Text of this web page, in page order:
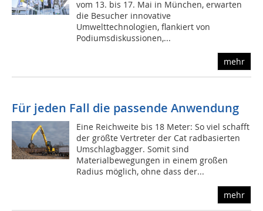
vom 13. bis 17. Mai in München, erwarten
die Besucher innovative
Umwelttechnologien, flankiert von
Podiumsdiskussionen,...
mehr
Für jeden Fall die passende Anwendung
Eine Reichweite bis 18 Meter: So viel schafft
der größte Vertreter der Cat radbasierten
Umschlagbagger. Somit sind
Materialbewegungen in einem großen
Radius möglich, ohne dass der...
mehr